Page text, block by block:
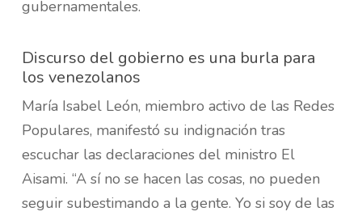
gubernamentales.
Discurso del gobierno es una burla para
los venezolanos
María Isabel León, miembro activo de las Redes
Populares, manifestó su indignación tras
escuchar las declaraciones del ministro El
Aisami. “A sí no se hacen las cosas, no pueden
seguir subestimando a la gente. Yo si soy de las